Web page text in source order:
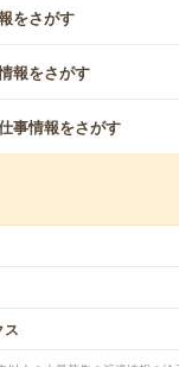
をさがす
報をさがす
事情報をさがす
ス